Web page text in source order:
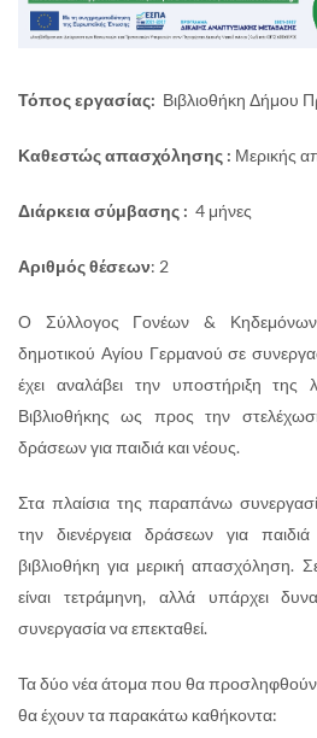
Τόπος εργασίας: Βιβλιοθήκη Δήμου
Καθεστώς απασχόλησης : Μερικής
Διάρκεια σύμβασης : 4 μήνες
Αριθμός θέσεων: 2
Ο Σύλλογος Γονέων & Κηδεμόνων
δημοτικού Αγίου Γερμανού σε
έχει αναλάβει την υποστήριξη της
Βιβλιοθήκης ως προς την
δράσεων για παιδιά και νέους.
Στα πλαίσια της παραπάνω
την διενέργεια δράσεων για
βιβλιοθήκη για μερική
είναι τετράμηνη, αλλά υπάρχει
συνεργασία να επεκταθεί.
Τα δύο νέα άτομα που θα προσληφθούν
θα έχουν τα παρακάτω καθήκοντα: